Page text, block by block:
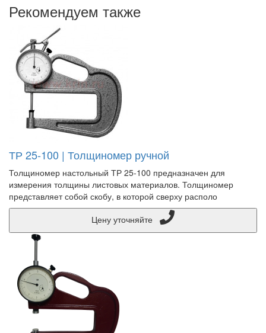
Рекомендуем также
ТР 25-100 | Толщиномер ручной
Толщиномер настольный ТР 25-100 предназначен для
измерения толщины листовых материалов. Толщиномер
представляет собой скобу, в которой сверху располо